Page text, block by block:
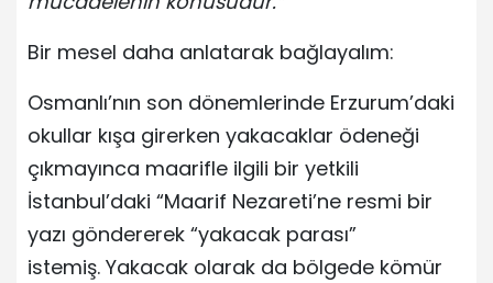
Bir mesel daha anlatarak bağlayalım:
Osmanlı’nın son dönemlerinde Erzurum’daki
okullar kışa girerken yakacaklar ödeneği
çıkmayınca maarifle ilgili bir yetkili
İstanbul’daki “Maarif Nezareti’ne resmi bir
yazı göndererek “yakacak parası”
istemiş. Yakacak olarak da bölgede kömür